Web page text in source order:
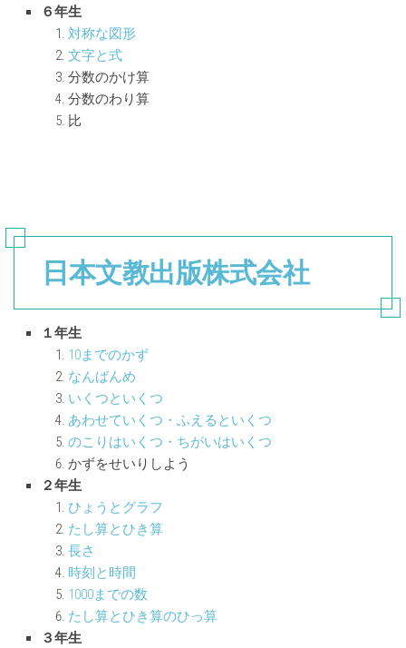
６年生
対称な図形
文字と式
分数のかけ算
分数のわり算
比
日本文教出版株式会社
１年生
10までのかず
なんばんめ
いくつといくつ
あわせていくつ・ふえるといくつ
のこりはいくつ・ちがいはいくつ
かずをせいりしよう
２年生
ひょうとグラフ
たし算とひき算
長さ
時刻と時間
1000までの数
たし算とひき算のひっ算
３年生